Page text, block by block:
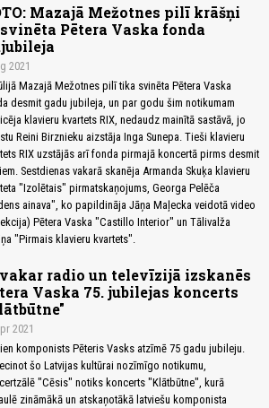
Mazajā Mežotnes pilī krāšņi
Pētera Vaska fonda
2021
Mazajā Mežotnes pilī tika svinēta Pētera Vaska
desmit gadu jubileja, un par godu šim notikumam
klavieru kvartets RIX, nedaudz mainītā sastāvā, jo
Reini Birznieku aizstāja Inga Sunepa. Tieši klavieru
RIX uzstājās arī fonda pirmajā koncertā pirms desmit
Sestdienas vakarā skanēja Armanda Skuķa klavieru
"Izolētais" pirmatskaņojums, Georga Pelēča
ainava", ko papildināja Jāņa Maļecka veidotā video
Pētera Vaska "Castillo Interior" un Tālivalža
"Pirmais klavieru kvartets".
radio un televīzijā izskanēs
Vaska 75. jubilejas koncerts
2021
komponists Pēteris Vasks atzīmē 75 gadu jubileju.
šo Latvijas kultūrai nozīmīgo notikumu,
"Cēsis" notiks koncerts "Klātbūtne", kurā
zināmākā un atskaņotākā latviešu komponista